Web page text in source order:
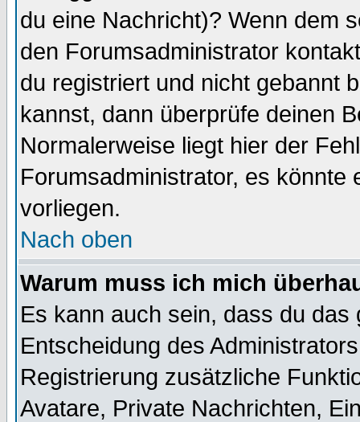
du eine Nachricht)? Wenn dem
den Forumsadministrator
du registriert und nicht gebannt
kannst, dann überprüfe deinen
Normalerweise liegt hier der
Forumsadministrator, es könnte
vorliegen.
Nach oben
Warum muss ich mich
Es kann auch sein, dass du
Entscheidung des
Registrierung zusätzliche
Avatare, Private Nachrichten,